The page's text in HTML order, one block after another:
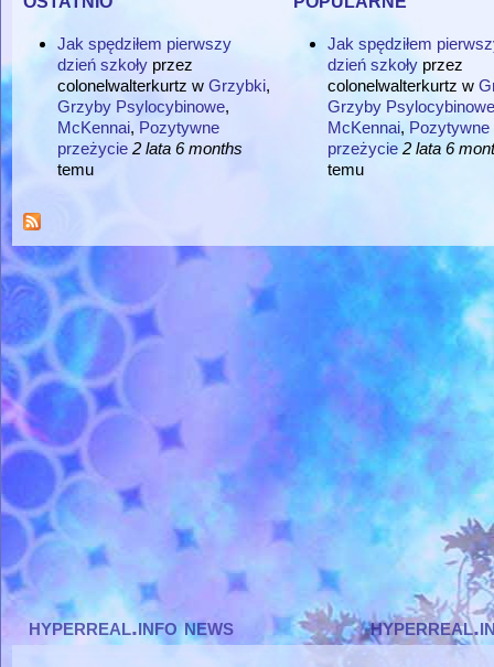
Jak spędziłem pierwszy
dzień szkoły przez
colonelwalterkurtz w Grzybki,
Grzyby Psylocybinowe,
McKennai, Pozytywne
przeżycie 2 lata 6 months
temu
Jak spędziłem
dzień szkoły przez
colonelwalterkurtz w
Grzyby Psylocybinowe
McKennai, Pozytywne
przeżycie 2 lata 6
temu
hyperreal.info news